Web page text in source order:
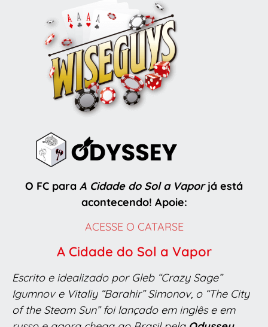
O FC para A Cidade do Sol a Vaporjá está
acontecendo! Apoie:
ACESSE O CATARSE
A Cidade do Sol a Vapor
Escrito e idealizado por Gleb “Crazy Sage”
Igumnov e Vitaliy “Barahir” Simonov, o “The City
of the Steam Sun” foi lançado em inglês e em